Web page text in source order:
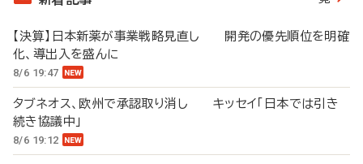
【決算】日本新薬が事業戦略見直し 開発の優先順位を明確
化、導出入を盛んに
8/6 19:47
タブネオス、欧州で承認取り消し キッセイ「日本では引き
続き協議中」
8/6 19:12